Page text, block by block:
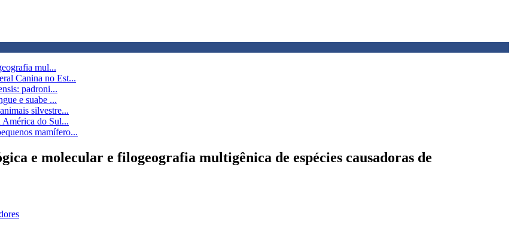
mul...
Canina no Est...
padroni...
e suabe ...
silvestre...
América do Sul...
mamífero...
e molecular e filogeografia multigênica de espécies causadoras de